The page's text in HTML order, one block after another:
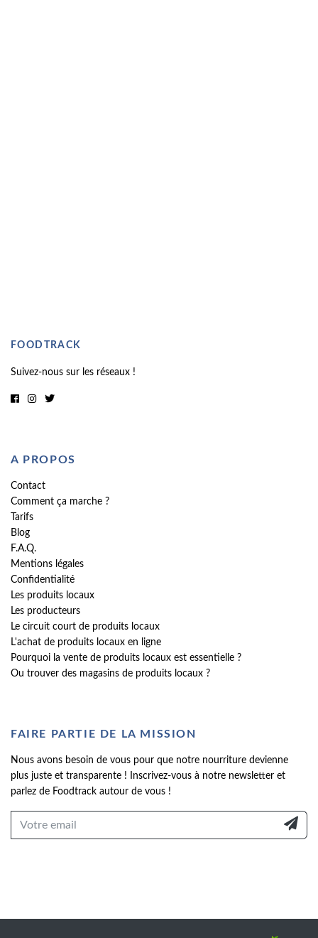
FOODTRACK
Suivez-nous sur les réseaux !
A PROPOS
Contact
Comment ça marche ?
Tarifs
Blog
F.A.Q.
Mentions légales
Confidentialité
Les produits locaux
Les producteurs
Le circuit court de produits locaux
L'achat de produits locaux en ligne
Pourquoi la vente de produits locaux est essentielle ?
Ou trouver des magasins de produits locaux ?
FAIRE PARTIE DE LA MISSION
Nous avons besoin de vous pour que notre nourriture devienne
plus juste et transparente ! Inscrivez-vous à notre newsletter et
parlez de Foodtrack autour de vous !